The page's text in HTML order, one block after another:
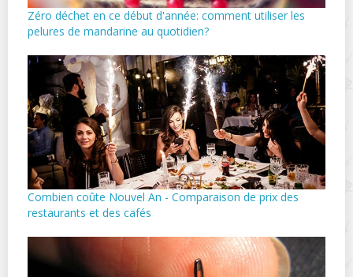
Zéro déchet en ce début d'année: comment utiliser les
pelures de mandarine au quotidien?
Combien coûte Nouvel An - Comparaison de prix des
restaurants et des cafés